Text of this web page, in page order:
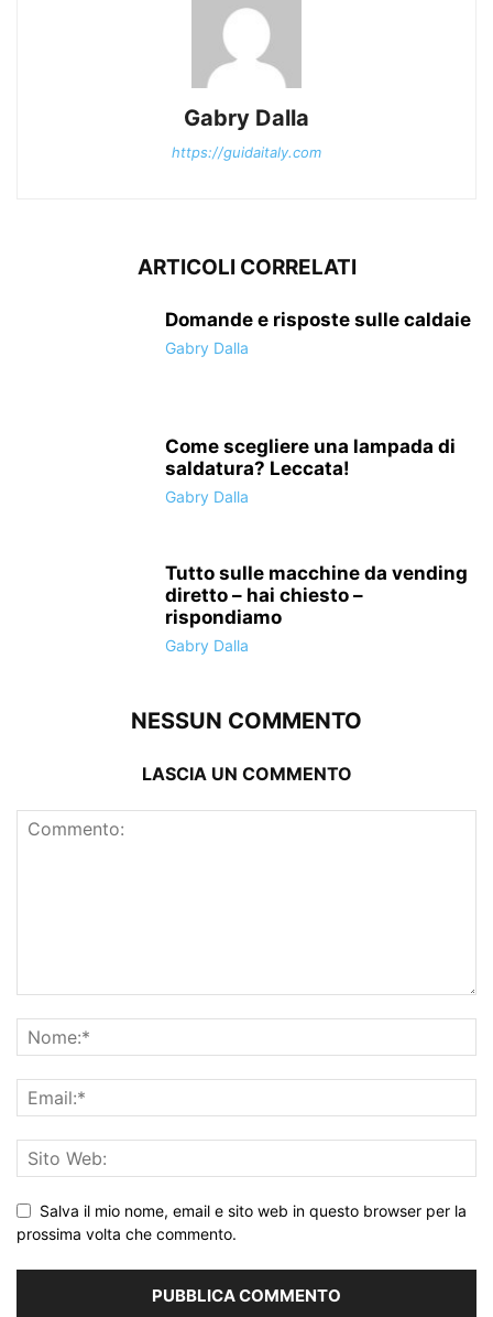
Gabry Dalla
https://guidaitaly.com
ARTICOLI CORRELATI
Domande e risposte sulle caldaie
Gabry Dalla
Come scegliere una lampada di
saldatura? Leccata!
Gabry Dalla
Tutto sulle macchine da vending
diretto – hai chiesto –
rispondiamo
Gabry Dalla
NESSUN COMMENTO
LASCIA UN COMMENTO
Salva il mio nome, email e sito web in questo browser per la
prossima volta che commento.